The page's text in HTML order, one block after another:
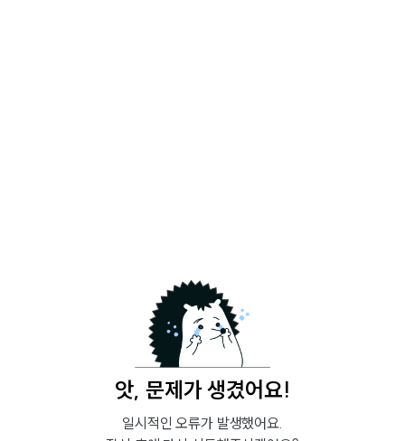
앗, 문제가 생겼어요!
일시적인 오류가 발생했어요.